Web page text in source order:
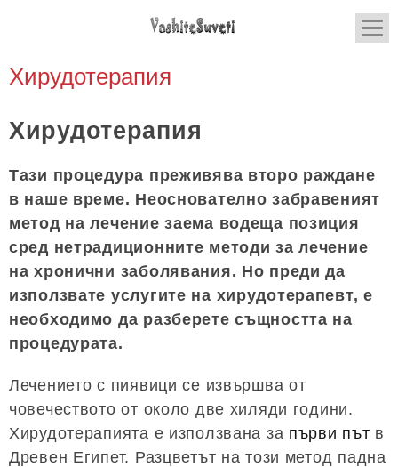
Хирудотерапия
Хирудотерапия
Тази процедура преживява второ раждане
в наше време. Неоснователно забравеният
метод на лечение заема водеща позиция
сред нетрадиционните методи за лечение
на хронични заболявания. Но преди да
използвате услугите на хирудотерапевт, е
необходимо да разберете същността на
процедурата.
Лечението с пиявици се извършва от
човечеството от около две хиляди години.
Хирудотерапията е използвана за първи път в
Древен Египет. Разцветът на този метод падна